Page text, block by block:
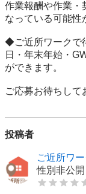
作業報酬や作業・
なっている可能性
◆ご近所ワークで
日・年末年始・
ができます。
ご応募お待ちして
投稿者
ご近所ワー
性別非公開